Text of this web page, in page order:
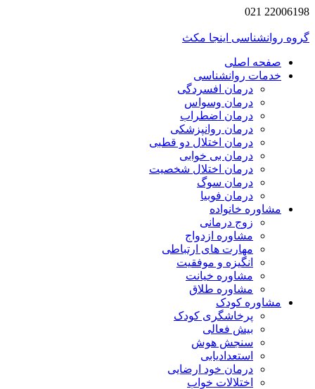
روانشناسی اینجا مکث
صفحه اصلی
خدمات روانشناسی
درمان افسردگی
درمان وسواس
درمان اضطراب
درمان روانپزشکی
درمان اختلال دو قطبی
درمان بی خوابی
درمان اختلال شخصیت
درمان سوگ
درمان فوبیا
مشاوره خانواده
زوج درمانی
مشاوره ازدواج
مهارت های ارتباطی
انگیزه و موفقیت
مشاوره خیانت
مشاوره طلاق
مشاوره کودک
پرخاشگری کودک
بیش فعالی
سنجش هوش
استعدادیابی
درمان خود ارضایی
اختلالات خواب